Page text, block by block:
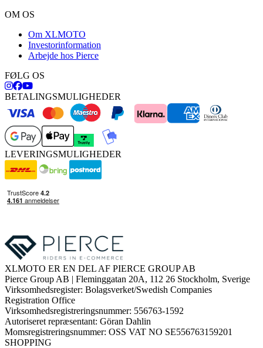
OM OS
Om XLMOTO
Investorinformation
Arbejde hos Pierce
FØLG OS
BETALINGSMULIGHEDER
LEVERINGSMULIGHEDER
XLMOTO ER EN DEL AF PIERCE GROUP AB
Pierce Group AB | Fleminggatan 20A, 112 26 Stockholm, Sverige
Virksomhedsregister: Bolagsverket/Swedish Companies
Registration Office
Virksomhedsregistreringsnummer: 556763-1592
Autoriseret repræsentant: Göran Dahlin
Momsregistreringsnummer: OSS VAT NO SE556763159201
SHOPPING